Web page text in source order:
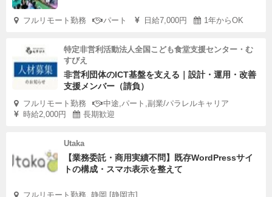
フルリモート勤務 パート 日給7,000円 1年からOK
特定非営利活動法人全国こども食堂支援センター・む
すびえ
非営利団体のICT基盤を支える｜設計・運用・改善
支援メンバー（請負）
フルリモート勤務
中途,パート,副業/パラレルキャリア
時給2,000円
長期歓迎
Utaka
【業務委託・商用実績不問】既存WordPressサイ
トの構成・スマホ表示を整えて
フルリモート勤務, 静岡 [静岡市]